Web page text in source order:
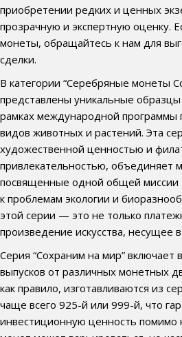
приобретении редких и ценных
прозрачную и экспертную оценку.
монеты, обращайтесь к нам для
сделки.
В категории “Серебряные монеты
представлены уникальные
рамках международной программы
видов животных и растений. Эта
художественной ценностью и
привлекательностью, объединяет
посвященные одной общей миссии
к проблемам экологии и
этой серии — это не только
произведение искусства, несущее
Серия “Сохраним на мир” включает
выпусков от различных монетных
как правило, изготавливаются из
чаще всего 925-й или 999-й, что
инвестиционную ценность помимо